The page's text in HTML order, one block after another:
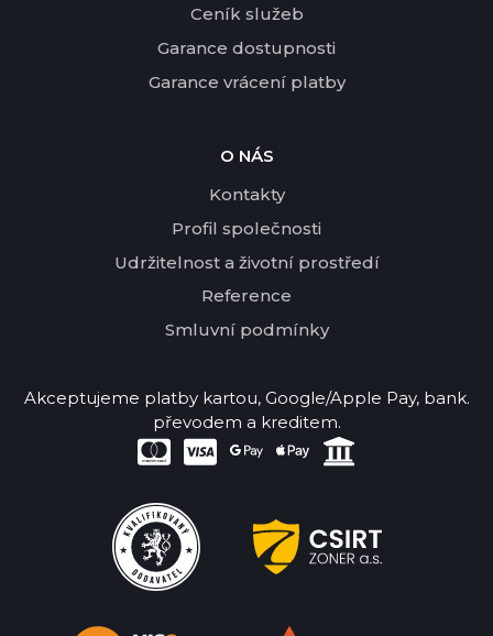
Ceník služeb
Garance dostupnosti
Garance vrácení platby
O NÁS
Kontakty
Profil společnosti
Udržitelnost a životní prostředí
Reference
Smluvní podmínky
Akceptujeme platby kartou, Google/Apple Pay, bank.
převodem a kreditem.